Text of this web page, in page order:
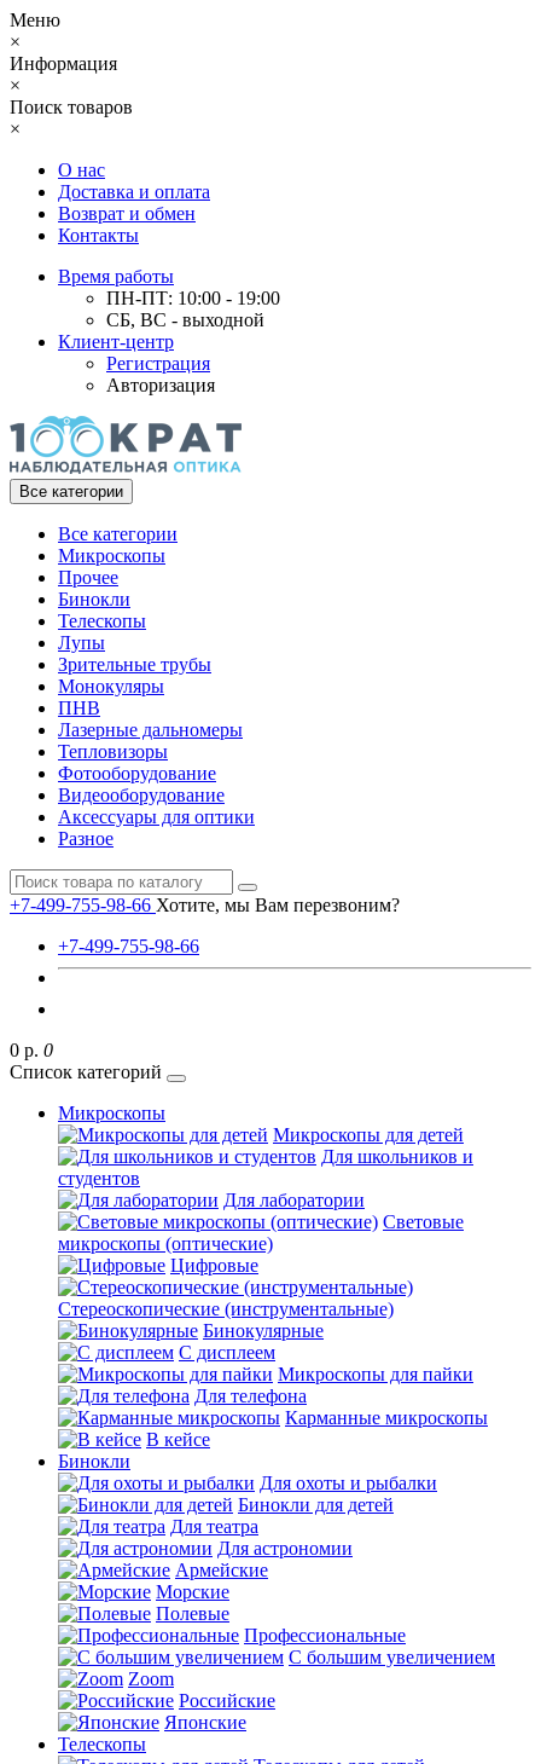
Меню
×
Информация
×
Поиск товаров
×
О нас
Доставка и оплата
Возврат и обмен
Контакты
Время работы
ПН-ПТ: 10:00 - 19:00
СБ, ВС - выходной
Клиент-центр
Регистрация
Авторизация
Все категории
Все категории
Микроскопы
Прочее
Бинокли
Телескопы
Лупы
Зрительные трубы
Монокуляры
ПНВ
Лазерные дальномеры
Тепловизоры
Фотооборудование
Видеооборудование
Аксессуары для оптики
Разное
+7-499-755-98-66 Хотите, мы Вам перезвоним?
+7-499-755-98-66
0 р. 0
Список категорий
Микроскопы
Микроскопы для детей
Для школьников и
студентов
Для лаборатории
Световые
микроскопы (оптические)
Цифровые
Стереоскопические (инструментальные)
Бинокулярные
С дисплеем
Микроскопы для пайки
Для телефона
Карманные микроскопы
В кейсе
Бинокли
Для охоты и рыбалки
Бинокли для детей
Для театра
Для астрономии
Армейские
Морские
Полевые
Профессиональные
С большим увеличением
Zoom
Российские
Японские
Телескопы